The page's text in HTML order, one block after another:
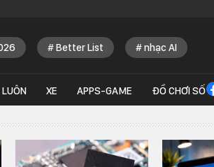
Better List nhạc AI
XE APPS-GAME ĐỒ CHƠI SỐ